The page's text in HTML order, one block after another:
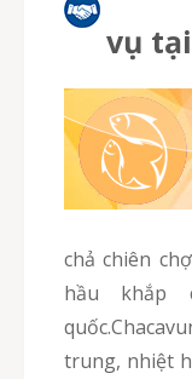
vụ
chả chiên
hầu khắp
trung, nhiệt